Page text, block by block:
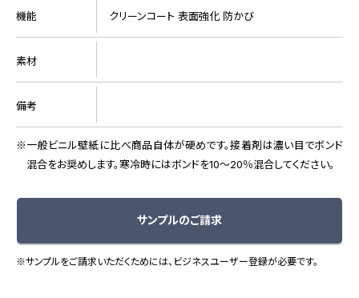
機能 クリーンコート 表面強化 防かび
素材
備考
一般ビニル壁紙に比べ商品自体が硬めです。接着剤は濃い目でボンド
混合をお奨めします。寒冷時にはボンドを10～20％混合してください。
サンプルのご請求
※サンプルをご請求いただくためには、ビジネスユーザー登録が必要です。